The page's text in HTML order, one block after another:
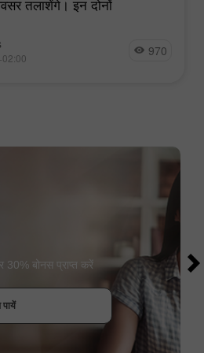
तलाशेंगे। इन दोनों
970
30% बोनस प्राप्त करें
पायें